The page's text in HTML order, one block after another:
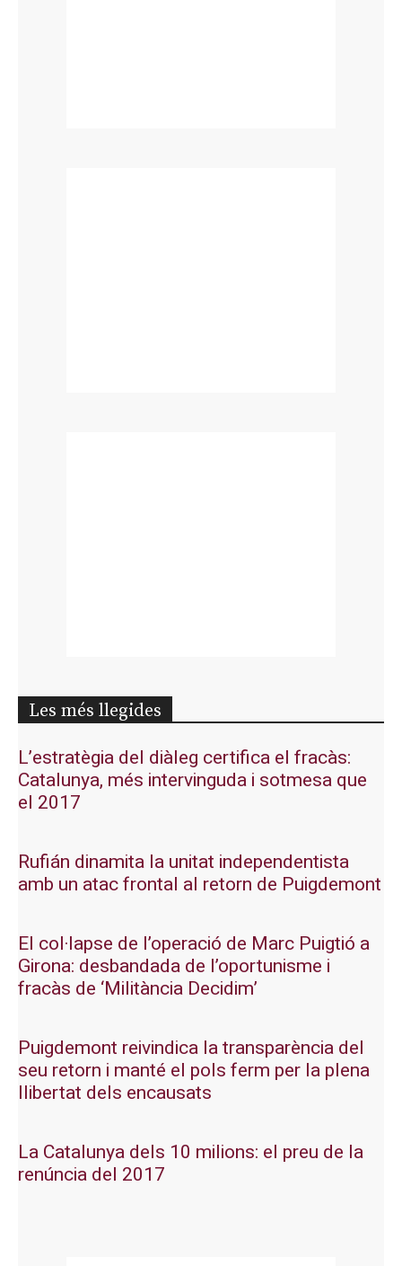
Les més llegides
L’estratègia del diàleg certifica el fracàs:
Catalunya, més intervinguda i sotmesa que
el 2017
Rufián dinamita la unitat independentista
amb un atac frontal al retorn de Puigdemont
El col·lapse de l’operació de Marc Puigtió a
Girona: desbandada de l’oportunisme i
fracàs de ‘Militància Decidim’
Puigdemont reivindica la transparència del
seu retorn i manté el pols ferm per la plena
llibertat dels encausats
La Catalunya dels 10 milions: el preu de la
renúncia del 2017